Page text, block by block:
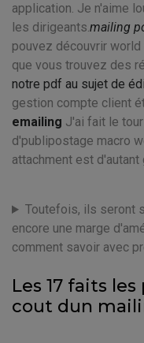
application. Je n'aime
les dirigeants.mailing
pouvez découvrir
que vous trouvez des
notre pdf au sujet de
gestion compte client
emailing J'ai fait le
d'publipostage macro
attachment est d'autant
Toutefois, ils seront
encore une marge
comment savoir avec
Les 17 faits
cout dun